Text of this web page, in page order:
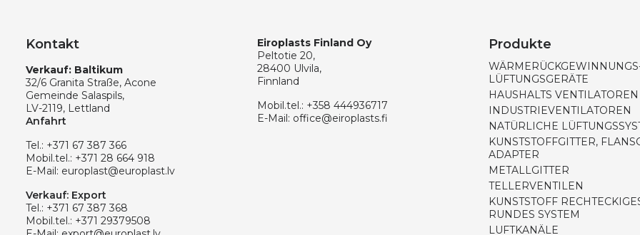
Kontakt
Verkauf: Baltikum
32/6 Granita Straße, Acone
Gemeinde Salaspils,
LV-2119, Lettland
Anfahrt
Tel.: +371 67 387 366
Mobil.tel.: +371 28 664 918
E-Mail: europlast@europlast.lv
Verkauf: Export
Tel.: +371 67 387 368
Mobil.tel.: +371 29379508
Eiroplasts Finland Oy
Peltotie 20,
28400 Ulvila,
Finnland
Mobil.tel.: +358 444936717
E-Mail: office@eiroplasts.fi
Produkte
LÜFTUNGSGERÄTE
HAUSHALTS VENTILATOREN
INDUSTRIEVENTILATOREN
NATÜRLICHE
KUNSTSTOFFGITTER,
ADAPTER
METALLGITTER
TELLERVENTILEN
KUNSTSTOFF
RUNDES SYSTEM
LUFTKANÄLE